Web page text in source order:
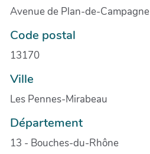
Avenue de Plan-de-Campagne
Code postal
13170
Ville
Les Pennes-Mirabeau
Département
13 - Bouches-du-Rhône